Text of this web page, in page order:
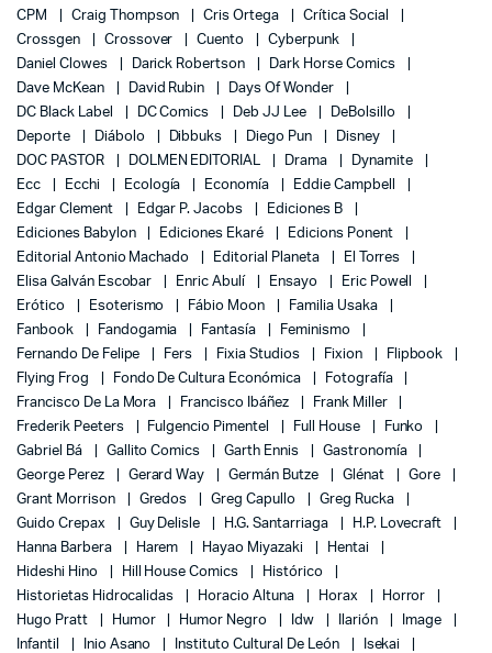
CPM
Craig Thompson Cris Ortega
Crítica Social
Crossgen
Crossover Cuento
Cyberpunk
Daniel Clowes
Darick Robertson
Dark Horse Comics
Dave McKean
David Rubin
Days Of Wonder
DC Black Label
DC Comics Deb JJ Lee
DeBolsillo
Deporte
Diábolo Dibbuks Diego Pun
Disney
DOC PASTOR
DOLMEN EDITORIAL Drama
Dynamite
Ecc
Ecchi Ecología Economía
Eddie Campbell
Edgar Clement
Edgar P. Jacobs
Ediciones B
Ediciones Babylon
Ediciones Ekaré
Edicions Ponent
Editorial Antonio Machado
Editorial Planeta
El Torres
Elisa Galván Escobar
Enric Abulí Ensayo
Eric Powell
Erótico
Esoterismo Fábio Moon
Familia Usaka
Fanbook
Fandogamia Fantasía
Feminismo
Fernando De Felipe
Fers Fixia Studios Fixion
Flipbook
Flying Frog
Fondo De Cultura Económica
Fotografía
Francisco De La Mora
Francisco Ibáñez
Frank Miller
Frederik Peeters
Fulgencio Pimentel Full House
Funko
Gabriel Bá
Gallito Comics Garth Ennis
Gastronomía
George Perez
Gerard Way Germán Butze Glénat
Gore
Grant Morrison
Gredos Greg Capullo
Greg Rucka
Guido Crepax
Guy Delisle H.G. Santarriaga
H.P. Lovecraft
Hanna Barbera
Harem Hayao Miyazaki
Hentai
Hideshi Hino
Hill House Comics
Histórico
Historietas Hidrocalidas
Horacio Altuna Horax
Horror
Hugo Pratt
Humor Humor Negro Idw Ilarión
Image
Infantil
Inio Asano Instituto Cultural De León
Isekai